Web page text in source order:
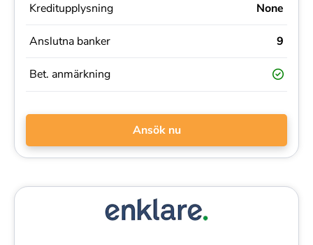
Kreditupplysning None
Anslutna banker 9
Bet. anmärkning
Ansök nu